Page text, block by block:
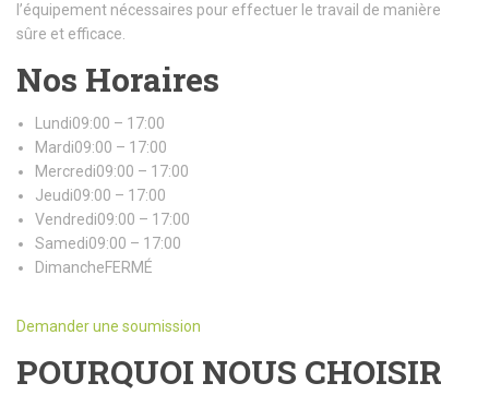
l’équipement nécessaires pour effectuer le travail de manière
sûre et efficace.
Nos Horaires
Lundi09:00 – 17:00
Mardi09:00 – 17:00
Mercredi09:00 – 17:00
Jeudi09:00 – 17:00
Vendredi09:00 – 17:00
Samedi09:00 – 17:00
DimancheFERMÉ
Demander une soumission
POURQUOI NOUS CHOISIR